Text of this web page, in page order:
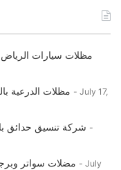
مظلات سيارات
مظلات الدرعية بالرياض:
July 17,
شركة تنسيق حدائق
مضلات سواتر July